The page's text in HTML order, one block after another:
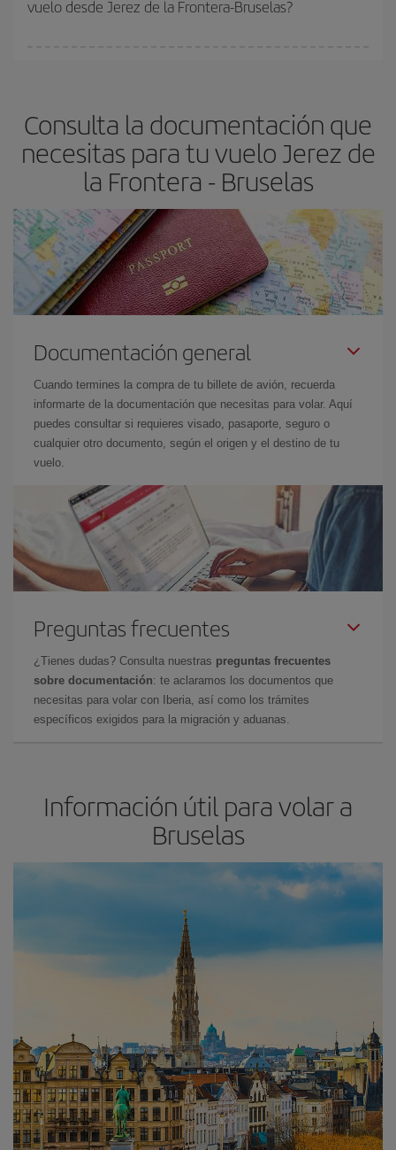
y de que las tarifas más baratas (turista) estén disponibles o se
vuelo desde Jerez de la Frontera-Bruselas?
Consulta la documentación que
necesitas para tu vuelo Jerez de
la Frontera - Bruselas
Documentación general
Cuando termines la compra de tu billete de avión, recuerda
informarte de la documentación que necesitas para volar. Aquí
puedes consultar si requieres visado, pasaporte, seguro o
cualquier otro documento, según el origen y el destino de tu
vuelo.
Preguntas frecuentes
¿Tienes dudas? Consulta nuestras preguntas frecuentes
sobre documentación: te aclaramos los documentos que
necesitas para volar con Iberia, así como los trámites
específicos exigidos para la migración y aduanas.
Información útil para volar a
Bruselas